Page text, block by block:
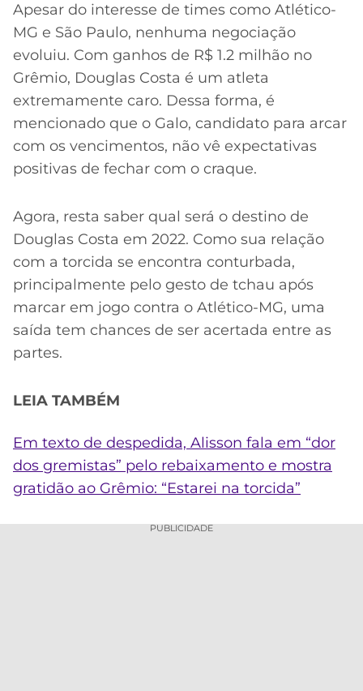
Apesar do interesse de times como Atlético-
MG e São Paulo, nenhuma negociação
evoluiu. Com ganhos de R$ 1.2 milhão no
Grêmio, Douglas Costa é um atleta
extremamente caro. Dessa forma, é
mencionado que o Galo, candidato para arcar
com os vencimentos, não vê expectativas
positivas de fechar com o craque.
Agora, resta saber qual será o destino de
Douglas Costa em 2022. Como sua relação
com a torcida se encontra conturbada,
principalmente pelo gesto de tchau após
marcar em jogo contra o Atlético-MG, uma
saída tem chances de ser acertada entre as
partes.
LEIA TAMBÉM
Em texto de despedida, Alisson fala em “dor
dos gremistas” pelo rebaixamento e mostra
gratidão ao Grêmio: “Estarei na torcida”
PUBLICIDADE